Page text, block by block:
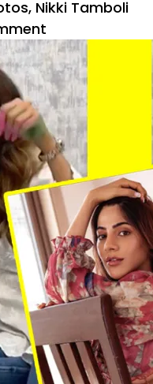
, Nikki Tamboli
निक्की
तंबोली
ने
ब्लैक
ड्रेस
में
कराया
रिवीलिंग
फोटोशूट,
लोगों
ने
किया
ट्रोल